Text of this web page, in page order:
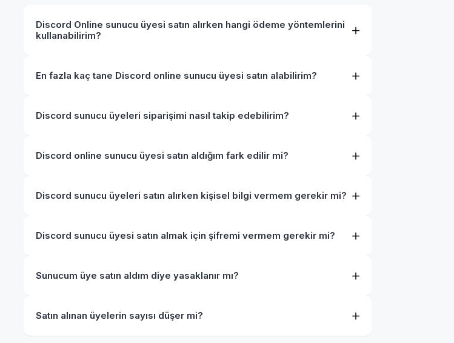
Discord Online sunucu üyesi satın alırken hangi ödeme yöntemlerini
kullanabilirim?
En fazla kaç tane Discord online sunucu üyesi satın alabilirim?
Discord sunucu üyeleri siparişimi nasıl takip edebilirim?
Discord online sunucu üyesi satın aldığım fark edilir mi?
Discord sunucu üyeleri satın alırken kişisel bilgi vermem gerekir mi?
Discord sunucu üyesi satın almak için şifremi vermem gerekir mi?
Sunucum üye satın aldım diye yasaklanır mı?
Satın alınan üyelerin sayısı düşer mi?